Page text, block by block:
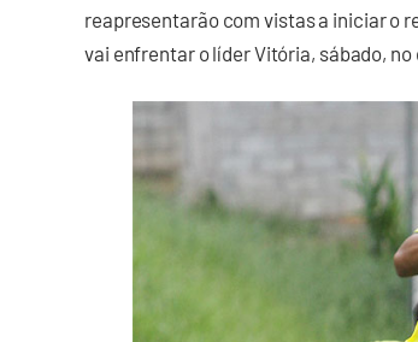
reapresentarão com vistas a iniciar o
vai enfrentar o líder Vitória, sábado,